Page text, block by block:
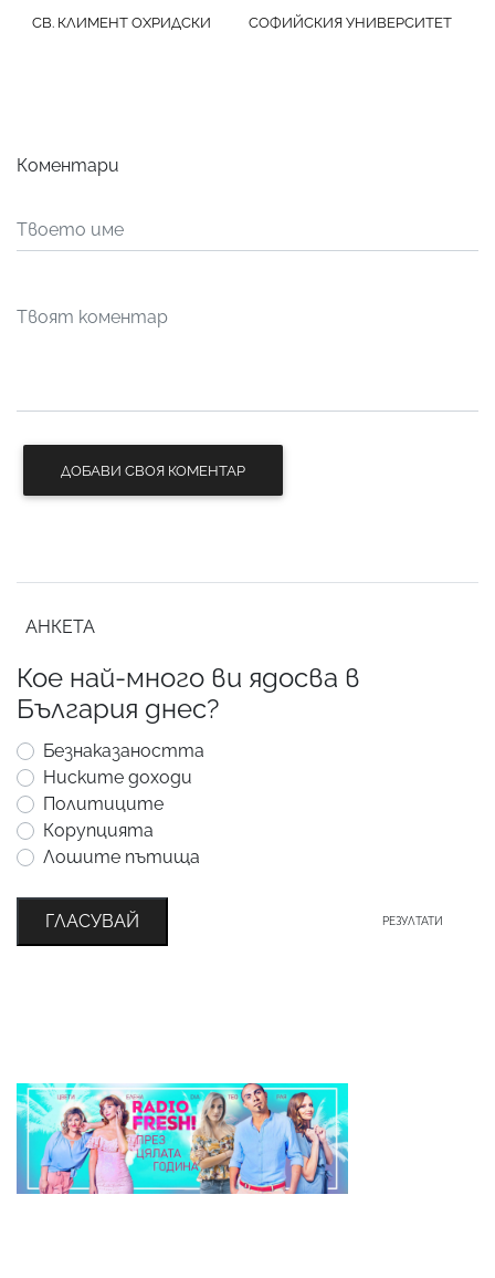
СВ. КЛИМЕНТ ОХРИДСКИ СОФИЙСКИЯ УНИВЕРСИТЕТ
Коментари
ДОБАВИ СВОЯ КОМЕНТАР
АНКЕТА
Кое най-много ви ядосва в
България днес?
Безнаказаността
Ниските доходи
Политиците
Корупцията
Лошите пътища
ГЛАСУВАЙ РЕЗУЛТАТИ